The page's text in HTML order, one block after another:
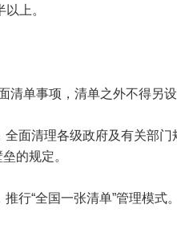
以上。
清单事项，清单之外不得另
面清理各级政府及有关部
的规定。
行“全国一张清单”管理模式